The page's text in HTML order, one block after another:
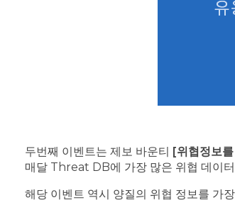
두번째 이벤트는 제보 바운티 [위협정보
매달 Threat DB에 가장 많은 위협 데이
해당 이벤트 역시 양질의 위협 정보를 가